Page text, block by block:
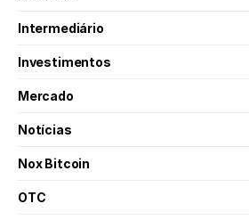
Intermediário
Investimentos
Mercado
Notícias
Nox Bitcoin
OTC